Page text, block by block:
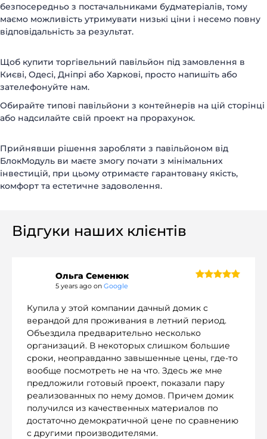
(098) 853-40-40
(095) 853-40-40
+380988534040
Пн-Пт: 9:00-18:00 / Сб: 9:00-16:00
безпосередньо з постачальниками будматеріалів, тому
маємо можливість утримувати низькі ціни і несемо повну
відповідальність за результат.
Щоб купити торгівельний павільйон під замовлення в
Києві, Одесі, Дніпрі або Харкові, просто напишіть або
зателефонуйте нам.
Обирайте типові павільйони з контейнерів на цій сторінці
або надсилайте свій проект на прорахунок.
Прийнявши рішення заробляти з павільйоном від
БлокМодуль ви маєте змогу почати з мінімальних
інвестицій, при цьому отримаєте гарантовану якість,
комфорт та естетичне задоволення.
Відгуки наших клієнтів
Ольга Семенюк
5 years ago on Google
Купила у этой компании дачный домик с
верандой для проживания в летний период.
Объездила предварительно несколько
организаций. В некоторых слишком большие
сроки, неоправданно завышенные цены, где-то
вообще посмотреть не на что. Здесь же мне
предложили готовый проект, показали пару
реализованных по нему домов. Причем домик
получился из качественных материалов по
достаточно демократичной цене по сравнению
с другими производителями.